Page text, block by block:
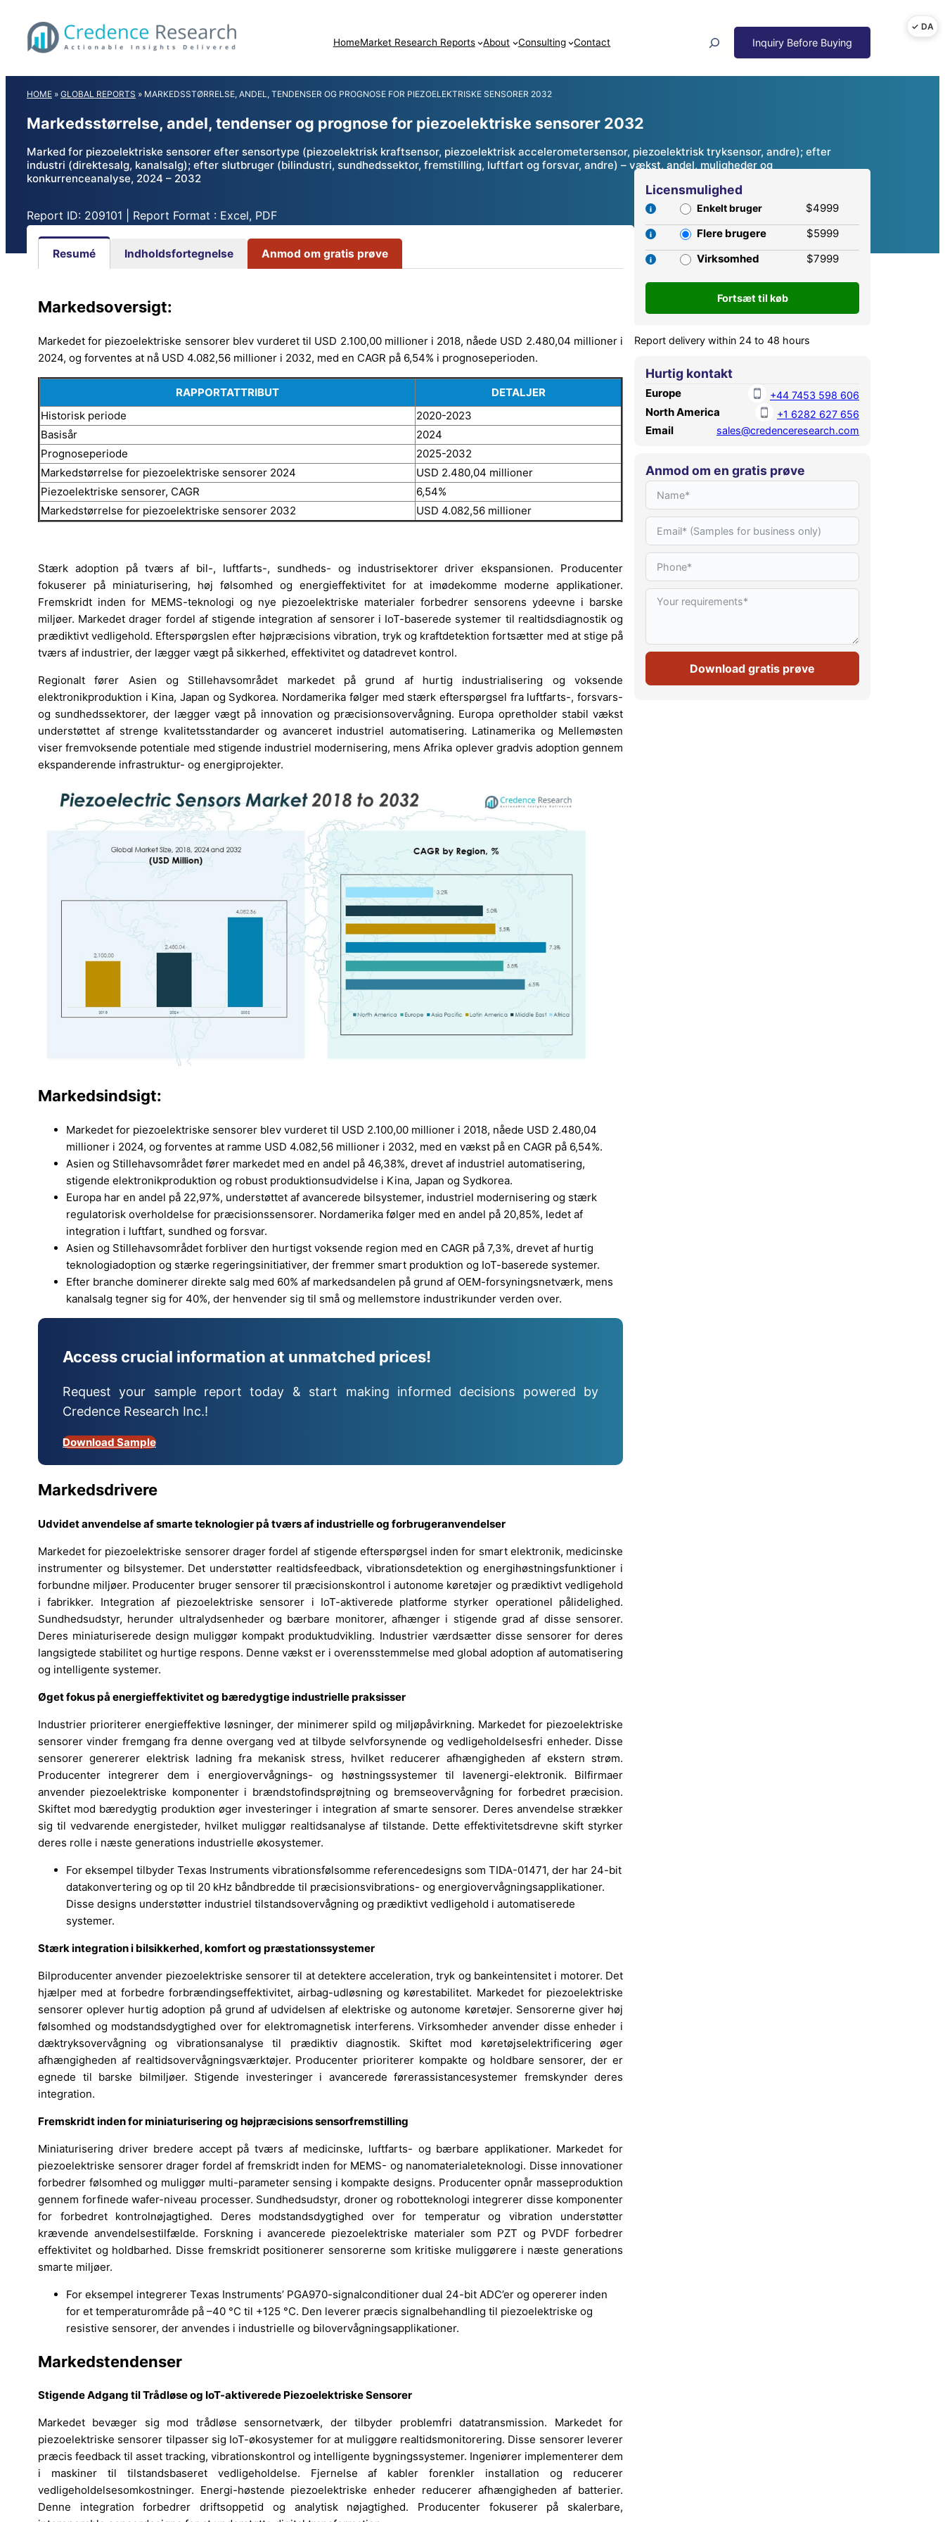
content
HomeMarket Research Reports About Consulting Contact
HOME » GLOBAL REPORTS » MARKEDSSTØRRELSE, ANDEL, TENDENSER OG PROGNOSE FOR PIEZOELEKTRISKE SENSORER 2032
Markedsstørrelse, andel, tendenser og prognose for piezoelektriske sensorer 2032
Marked for piezoelektriske sensorer efter sensortype (piezoelektrisk kraftsensor, piezoelektrisk accelerometersensor, piezoelektrisk tryksensor, andre); efter
industri (direktesalg, kanalsalg); efter slutbruger (bilindustri, sundhedssektor, fremstilling, luftfart og forsvar, andre) – vækst, andel, muligheder og
konkurrenceanalyse, 2024 – 2032
Report ID: 209101 | Report Format : Excel, PDF
Resumé Indholdsfortegnelse Anmod om gratis prøve
Markedsoversigt:
Markedet for piezoelektriske sensorer blev vurderet til USD 2.100,00 millioner i 2018, nåede USD 2.480,04 millioner i
2024, og forventes at nå USD 4.082,56 millioner i 2032, med en CAGR på 6,54% i prognoseperioden.
RAPPORTATTRIBUT
DETALJER
Historisk periode
2020-2023
Basisår
2024
Prognoseperiode
2025-2032
Markedstørrelse for piezoelektriske sensorer 2024
USD 2.480,04 millioner
Piezoelektriske sensorer, CAGR
6,54%
Markedstørrelse for piezoelektriske sensorer 2032
USD 4.082,56 millioner
Stærk adoption på tværs af bil-, luftfarts-, sundheds- og industrisektorer driver ekspansionen. Producenter
fokuserer på miniaturisering, høj følsomhed og energieffektivitet for at imødekomme moderne applikationer.
Fremskridt inden for MEMS-teknologi og nye piezoelektriske materialer forbedrer sensorens ydeevne i barske
miljøer. Markedet drager fordel af stigende integration af sensorer i IoT-baserede systemer til realtidsdiagnostik og
prædiktivt vedligehold. Efterspørgslen efter højpræcisions vibration, tryk og kraftdetektion fortsætter med at stige på
tværs af industrier, der lægger vægt på sikkerhed, effektivitet og datadrevet kontrol.
Regionalt fører Asien og Stillehavsområdet markedet på grund af hurtig industrialisering og voksende
elektronikproduktion i Kina, Japan og Sydkorea. Nordamerika følger med stærk efterspørgsel fra luftfarts-, forsvars-
og sundhedssektorer, der lægger vægt på innovation og præcisionsovervågning. Europa opretholder stabil vækst
understøttet af strenge kvalitetsstandarder og avanceret industriel automatisering. Latinamerika og Mellemøsten
viser fremvoksende potentiale med stigende industriel modernisering, mens Afrika oplever gradvis adoption gennem
ekspanderende infrastruktur- og energiprojekter.
Markedsindsigt:
Markedet for piezoelektriske sensorer blev vurderet til USD 2.100,00 millioner i 2018, nåede USD 2.480,04
millioner i 2024, og forventes at ramme USD 4.082,56 millioner i 2032, med en vækst på en CAGR på 6,54%.
Asien og Stillehavsområdet fører markedet med en andel på 46,38%, drevet af industriel automatisering,
stigende elektronikproduktion og robust produktionsudvidelse i Kina, Japan og Sydkorea.
Europa har en andel på 22,97%, understøttet af avancerede bilsystemer, industriel modernisering og stærk
regulatorisk overholdelse for præcisionssensorer. Nordamerika følger med en andel på 20,85%, ledet af
integration i luftfart, sundhed og forsvar.
Asien og Stillehavsområdet forbliver den hurtigst voksende region med en CAGR på 7,3%, drevet af hurtig
teknologiadoption og stærke regeringsinitiativer, der fremmer smart produktion og IoT-baserede systemer.
Efter branche dominerer direkte salg med 60% af markedsandelen på grund af OEM-forsyningsnetværk, mens
kanalsalg tegner sig for 40%, der henvender sig til små og mellemstore industrikunder verden over.
Access crucial information at unmatched prices!
Request your sample report today & start making informed decisions powered by
Credence Research Inc.!
Download Sample
Markedsdrivere
Udvidet anvendelse af smarte teknologier på tværs af industrielle og forbrugeranvendelser
Markedet for piezoelektriske sensorer drager fordel af stigende efterspørgsel inden for smart elektronik, medicinske
instrumenter og bilsystemer. Det understøtter realtidsfeedback, vibrationsdetektion og energihøstningsfunktioner i
forbundne miljøer. Producenter bruger sensorer til præcisionskontrol i autonome køretøjer og prædiktivt vedligehold
i fabrikker. Integration af piezoelektriske sensorer i IoT-aktiverede platforme styrker operationel pålidelighed.
Sundhedsudstyr, herunder ultralydsenheder og bærbare monitorer, afhænger i stigende grad af disse sensorer.
Deres miniaturiserede design muliggør kompakt produktudvikling. Industrier værdsætter disse sensorer for deres
langsigtede stabilitet og hurtige respons. Denne vækst er i overensstemmelse med global adoption af automatisering
og intelligente systemer.
Øget fokus på energieffektivitet og bæredygtige industrielle praksisser
Industrier prioriterer energieffektive løsninger, der minimerer spild og miljøpåvirkning. Markedet for piezoelektriske
sensorer vinder fremgang fra denne overgang ved at tilbyde selvforsynende og vedligeholdelsesfri enheder. Disse
sensorer genererer elektrisk ladning fra mekanisk stress, hvilket reducerer afhængigheden af ekstern strøm.
Producenter integrerer dem i energiovervågnings- og høstningssystemer til lavenergi-elektronik. Bilfirmaer
anvender piezoelektriske komponenter i brændstofindsprøjtning og bremseovervågning for forbedret præcision.
Skiftet mod bæredygtig produktion øger investeringer i integration af smarte sensorer. Deres anvendelse strækker
sig til vedvarende energisteder, hvilket muliggør realtidsanalyse af tilstande. Dette effektivitetsdrevne skift styrker
deres rolle i næste generations industrielle økosystemer.
For eksempel tilbyder Texas Instruments vibrationsfølsomme referencedesigns som TIDA-01471, der har 24-bit
datakonvertering og op til 20 kHz båndbredde til præcisionsvibrations- og energiovervågningsapplikationer.
Disse designs understøtter industriel tilstandsovervågning og prædiktivt vedligehold i automatiserede
systemer.
Stærk integration i bilsikkerhed, komfort og præstationssystemer
Bilproducenter anvender piezoelektriske sensorer til at detektere acceleration, tryk og bankeintensitet i motorer. Det
hjælper med at forbedre forbrændingseffektivitet, airbag-udløsning og kørestabilitet. Markedet for piezoelektriske
sensorer oplever hurtig adoption på grund af udvidelsen af elektriske og autonome køretøjer. Sensorerne giver høj
følsomhed og modstandsdygtighed over for elektromagnetisk interferens. Virksomheder anvender disse enheder i
dæktryksovervågning og vibrationsanalyse til prædiktiv diagnostik. Skiftet mod køretøjselektrificering øger
afhængigheden af realtidsovervågningsværktøjer. Producenter prioriterer kompakte og holdbare sensorer, der er
egnede til barske bilmiljøer. Stigende investeringer i avancerede førerassistancesystemer fremskynder deres
integration.
Fremskridt inden for miniaturisering og højpræcisions sensorfremstilling
Miniaturisering driver bredere accept på tværs af medicinske, luftfarts- og bærbare applikationer. Markedet for
piezoelektriske sensorer drager fordel af fremskridt inden for MEMS- og nanomaterialeteknologi. Disse innovationer
forbedrer følsomhed og muliggør multi-parameter sensing i kompakte designs. Producenter opnår masseproduktion
gennem forfinede wafer-niveau processer. Sundhedsudstyr, droner og robotteknologi integrerer disse komponenter
for forbedret kontrolnøjagtighed. Deres modstandsdygtighed over for temperatur og vibration understøtter
krævende anvendelsestilfælde. Forskning i avancerede piezoelektriske materialer som PZT og PVDF forbedrer
effektivitet og holdbarhed. Disse fremskridt positionerer sensorerne som kritiske muliggørere i næste generations
smarte miljøer.
For eksempel integrerer Texas Instruments’ PGA970-signalconditioner dual 24-bit ADC’er og opererer inden
for et temperaturområde på –40 °C til +125 °C. Den leverer præcis signalbehandling til piezoelektriske og
resistive sensorer, der anvendes i industrielle og bilovervågningsapplikationer.
Markedstendenser
Stigende Adgang til Trådløse og IoT-aktiverede Piezoelektriske Sensorer
Markedet bevæger sig mod trådløse sensornetværk, der tilbyder problemfri datatransmission. Markedet for
piezoelektriske sensorer tilpasser sig IoT-økosystemer for at muliggøre realtidsmonitorering. Disse sensorer leverer
præcis feedback til asset tracking, vibrationskontrol og intelligente bygningssystemer. Ingeniører implementerer dem
i maskiner til tilstandsbaseret vedligeholdelse. Fjernelse af kabler forenkler installation og reducerer
vedligeholdelsesomkostninger. Energi-høstende piezoelektriske enheder reducerer afhængigheden af batterier.
Denne integration forbedrer driftsoppetid og analytisk nøjagtighed. Producenter fokuserer på skalerbare,
Licensmulighed
Enkelt bruger
$4999
Flere brugere
$5999
Virksomhed
$7999
Report delivery within 24 to 48 hours
Hurtig kontakt
Europe +44 7453 598 606
North America +1 6282 627 656
Email sales@credenceresearch.com
Anmod om en gratis prøve
Download gratis prøve